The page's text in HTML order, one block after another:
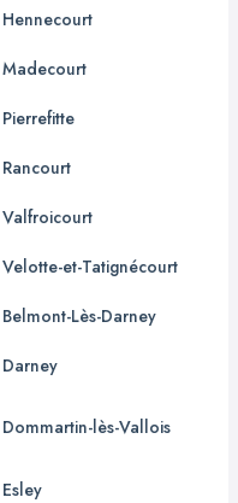
Hennecourt
Madecourt
Pierrefitte
Rancourt
Valfroicourt
Velotte-et-Tatignécourt
Belmont-Lès-Darney
Darney
Dommartin-lès-Vallois
Esley